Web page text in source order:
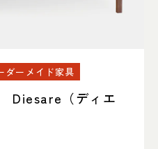
ダーメイド家具
Diesare（ディエ